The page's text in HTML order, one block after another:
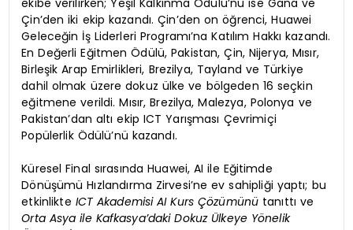
Çin’den iki ekip kazandı. Çin’den on öğrenci, Huawei
Geleceğin İş Liderleri Programı’na Katılım Hakkı kazandı.
En Değerli Eğitmen Ödülü, Pakistan, Çin, Nijerya, Mısır,
Birleşik Arap Emirlikleri, Brezilya, Tayland ve Türkiye
dahil olmak üzere dokuz ülke ve bölgeden 16 seçkin
eğitmene verildi. Mısır, Brezilya, Malezya, Polonya ve
Pakistan’dan altı ekip ICT Yarışması Çevrimiçi
Popülerlik Ödülü’nü kazandı.
Küresel Final sırasında Huawei, AI ile Eğitimde
Dönüşümü Hızlandırma Zirvesi’ne ev sahipliği yaptı; bu
etkinlikte ICT Akademisi AI Kurs Çözümünü tanıttı ve
Orta Asya ile Kafkasya’daki Dokuz Ülkeye Yönelik